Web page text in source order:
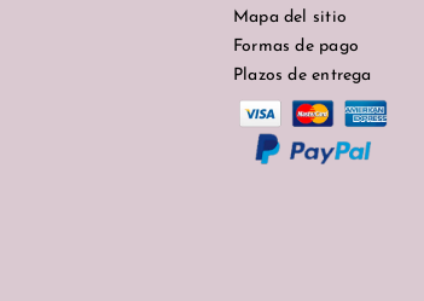
Mapa del sitio
Formas de pago
Plazos de entrega